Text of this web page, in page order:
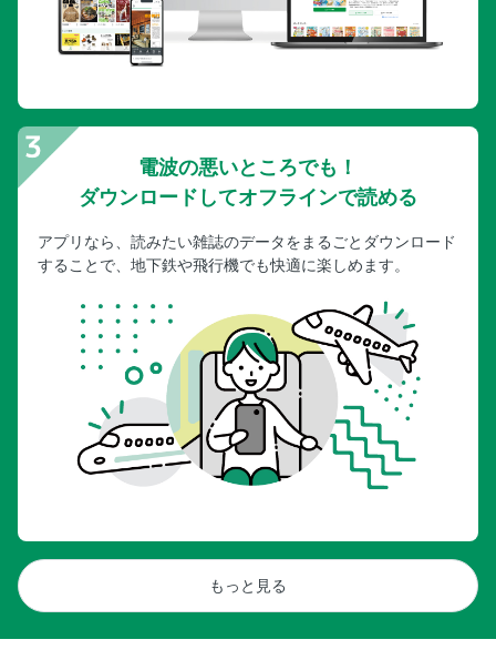
電波の悪いところでも！
ダウンロードしてオフラインで読める
アプリなら、読みたい雑誌のデータをまるごとダウンロード
することで、地下鉄や飛行機でも快適に楽しめます。
もっと見る